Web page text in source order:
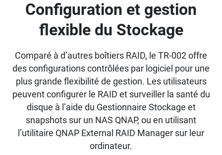
Configuration et gestion
flexible du Stockage
Comparé à d’autres boîtiers RAID, le TR-002 offre
des configurations contrôlées par logiciel pour une
plus grande flexibilité de gestion. Les utilisateurs
peuvent configurer le RAID et surveiller la santé du
disque à l’aide du Gestionnaire Stockage et
snapshots sur un NAS QNAP, ou en utilisant
l’utilitaire QNAP External RAID Manager sur leur
ordinateur.